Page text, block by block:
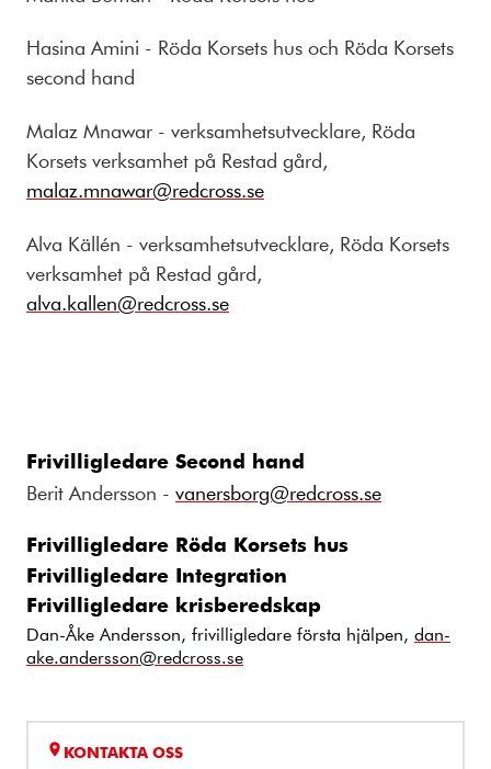
Hasina Amini - Röda Korsets hus och Röda Korsets
second hand
Malaz Mnawar - verksamhetsutvecklare, Röda
Korsets verksamhet på Restad gård,
malaz.mnawar@redcross.se
Alva Källén - verksamhetsutvecklare, Röda Korsets
verksamhet på Restad gård,
alva.kallen@redcross.se
Frivilligledare Second hand
Berit Andersson - vanersborg@redcross.se
Frivilligledare Röda Korsets hus
Frivilligledare Integration
Frivilligledare krisberedskap
Dan-Åke Andersson, frivilligledare första hjälpen, dan-
ake.andersson@redcross.se
KONTAKTA OSS